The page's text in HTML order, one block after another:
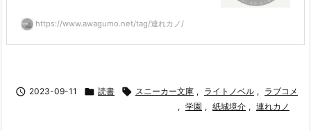
https://www.awagumo.net/tag/連れカノ/
 2023-09-11  読書  スニーカー文庫 , ライトノベル ,
ラブコメ
, 学園 , 紙城境介 , 連れカノ